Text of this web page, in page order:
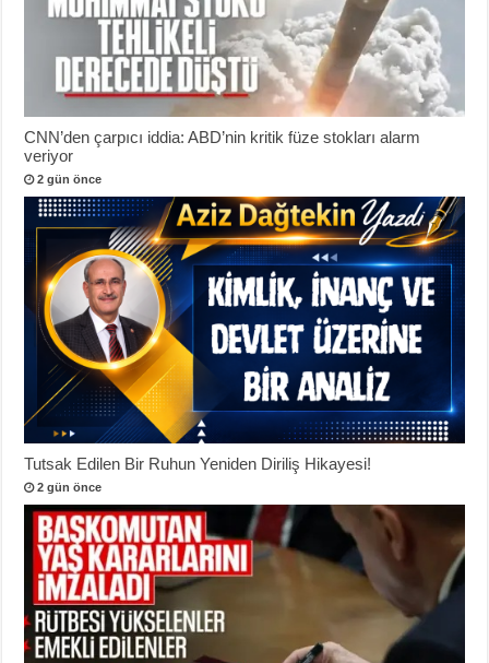
CNN’den çarpıcı iddia: ABD’nin kritik füze stokları alarm
veriyor
2 gün önce
Tutsak Edilen Bir Ruhun Yeniden Diriliş Hikayesi!
2 gün önce